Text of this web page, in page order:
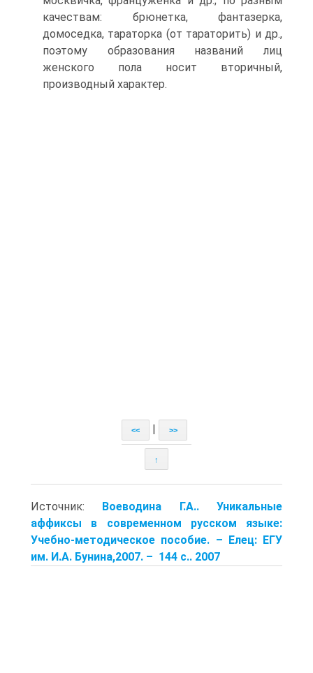
качествам: брюнетка, фантазерка,
домоседка, тараторка (от тараторить) и др.,
поэтому образования названий лиц
женского пола носит вторичный,
производный характер.
<< >>
↑
Источник: Воеводина Г.А.. Уникальные
аффиксы в современном русском языке:
Учебно-методическое пособие. – Елец: ЕГУ
им. И.А. Бунина,2007. – 144 с.. 2007